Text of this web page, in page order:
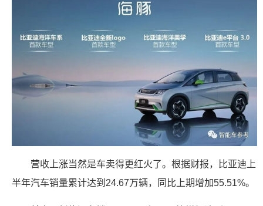
营收上涨当然是车卖得更红火了。根据财报，比亚迪上
半年汽车销量累计达到24.67万辆，同比上期增加55.51%。